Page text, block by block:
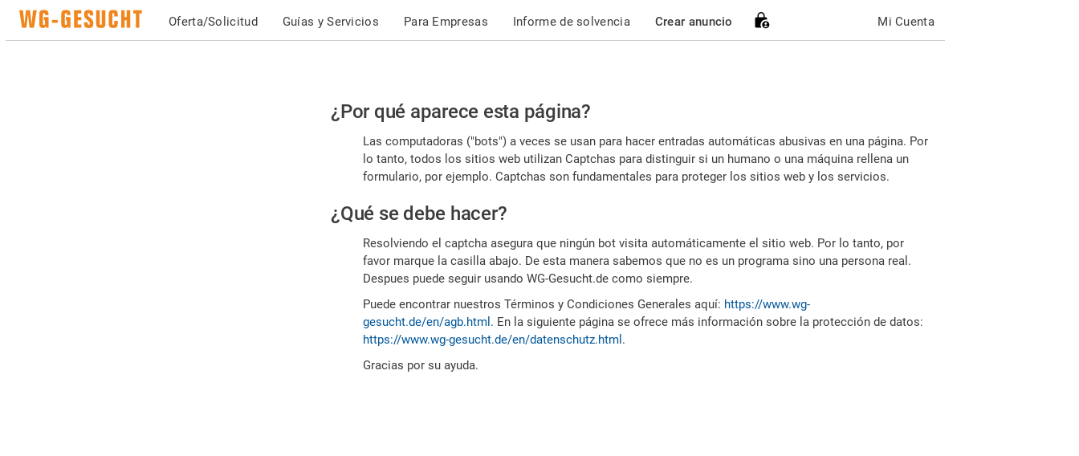
Oferta/Solicitud Guías y Servicios Para Empresas Informe de solvencia Crear anuncio Mi Cuenta
Por
favor,
confirme
es
humano
¿Por qué aparece esta página?
Las computadoras ("bots") a veces se usan para hacer entradas automáticas abusivas en una página. Por
lo tanto, todos los sitios web utilizan Captchas para distinguir si un humano o una máquina rellena un
formulario, por ejemplo. Captchas son fundamentales para proteger los sitios web y los servicios.
¿Qué se debe hacer?
Resolviendo el captcha asegura que ningún bot visita automáticamente el sitio web. Por lo tanto, por
favor marque la casilla abajo. De esta manera sabemos que no es un programa sino una persona real.
Despues puede seguir usando WG-Gesucht.de como siempre.
Puede encontrar nuestros Términos y Condiciones Generales aquí: https://www.wg-
gesucht.de/en/agb.html . En la siguiente página se ofrece más información sobre la protección de datos:
https://www.wg-gesucht.de/en/datenschutz.html .
Gracias por su ayuda.